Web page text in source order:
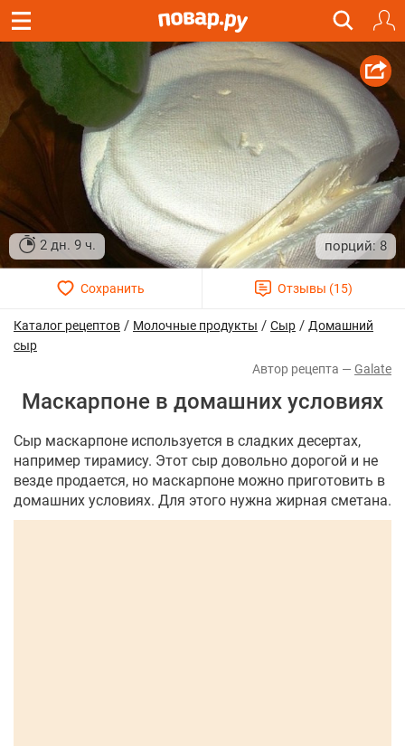
2 дн. 9 ч. 8
Каталог рецептов / Молочные продукты / Сыр / Домашний
сыр
Galate
Маскарпоне в домашних условиях
Сыр маскарпоне используется в сладких десертах,
например тирамису. Этот сыр довольно дорогой и не
везде продается, но маскарпоне можно приготовить в
домашних условиях. Для этого нужна жирная сметана.